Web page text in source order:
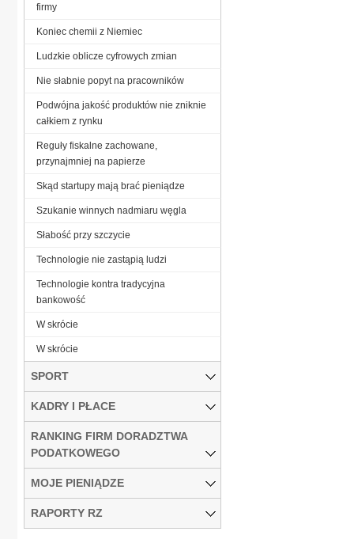
firmy
Koniec chemii z Niemiec
Ludzkie oblicze cyfrowych zmian
Nie słabnie popyt na pracowników
Podwójna jakość produktów nie zniknie
całkiem z rynku
Reguły fiskalne zachowane,
przynajmniej na papierze
Skąd startupy mają brać pieniądze
Szukanie winnych nadmiaru węgla
Słabość przy szczycie
Technologie nie zastąpią ludzi
Technologie kontra tradycyjna
bankowość
W skrócie
W skrócie
SPORT
KADRY I PŁACE
RANKING FIRM DORADZTWA
PODATKOWEGO
MOJE PIENIĄDZE
RAPORTY RZ